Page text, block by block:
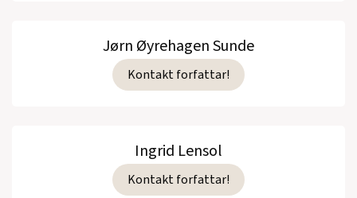
Jørn Øyrehagen Sunde
Kontakt forfattar!
Ingrid Lensol
Kontakt forfattar!